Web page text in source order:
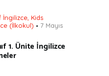
İngilizce, Kids
(İlkokul)
7 Mayıs
1. Ünite İngilizce